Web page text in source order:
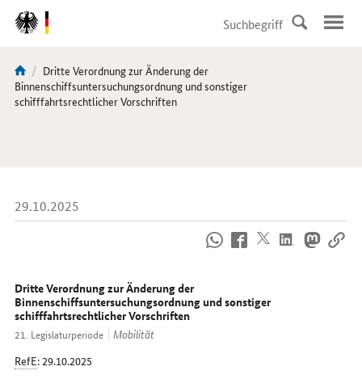
DirektZu:
Navigation
Sie
sind
Aktuelle
Seite:
Dritte Verordnung zur Änderung der
Binnenschiffsuntersuchungsordnung und sonstiger
schifffahrtsrechtlicher Vorschriften
29.10.2025
uns
im
Internet
Dritte Verordnung zur Änderung der
Binnenschiffsuntersuchungsordnung und sonstiger
schifffahrtsrechtlicher Vorschriften
21. Legislaturperiode
Mobilität
RefE: 29.10.2025